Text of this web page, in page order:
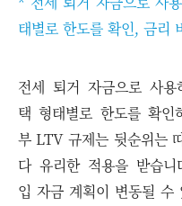
태별로 한도를 확인, 금리
전세 퇴거 자금으로 사
택 형태별로 한도를 확인
부 LTV 규제는 뒷순위는
다 유리한 적용을 받습
입 자금 계획이 변동될 수